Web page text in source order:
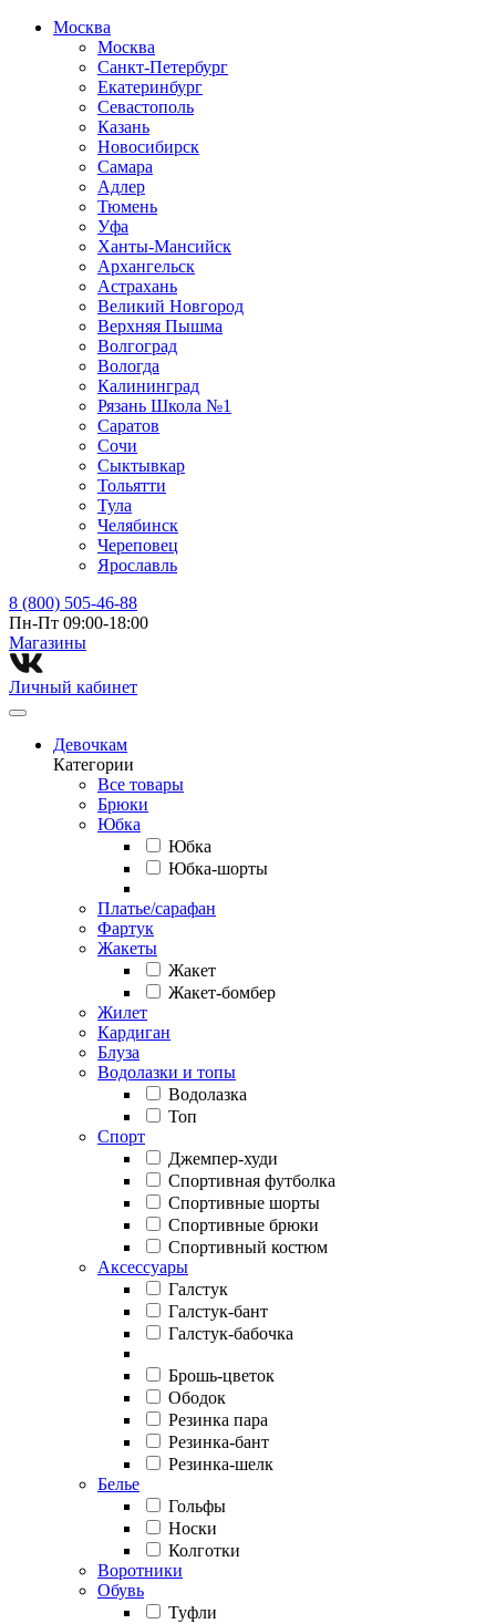
Москва
Москва
Санкт-Петербург
Екатеринбург
Севастополь
Казань
Новосибирск
Самара
Адлер
Тюмень
Уфа
Ханты-Мансийск
Архангельск
Астрахань
Великий Новгород
Верхняя Пышма
Волгоград
Вологда
Калининград
Рязань Школа №1
Саратов
Сочи
Сыктывкар
Тольятти
Тула
Челябинск
Череповец
Ярославль
8 (800) 505-46-88
Пн-Пт 09:00-18:00
Магазины⁠
Личный кабинет
Девочкам
Категории
Все товары
Брюки
Юбка
Юбка
Юбка-шорты
Платье/сарафан
Фартук
Жакеты
Жакет
Жакет-бомбер
Жилет
Кардиган
Блуза
Водолазки и топы
Водолазка
Топ
Спорт
Джемпер-худи
Спортивная футболка
Спортивные шорты
Спортивные брюки
Спортивный костюм
Аксессуары
Галстук
Галстук-бант
Галстук-бабочка
Брошь-цветок
Ободок
Резинка пара
Резинка-бант
Резинка-шелк
Белье
Гольфы
Носки
Колготки
Воротники
Обувь
Туфли